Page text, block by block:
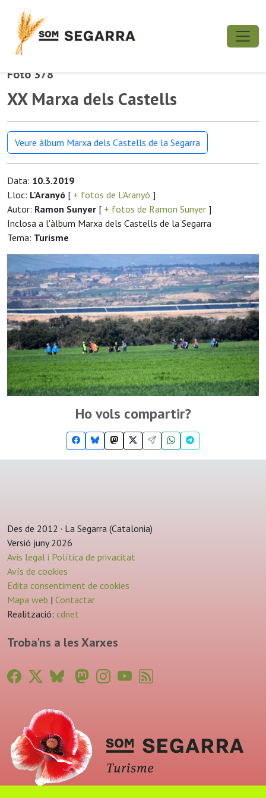
Foto 378
XX Marxa dels Castells
Veure àlbum Marxa dels Castells de la Segarra
Data: 10.3.2019
Lloc: L'Aranyó [ + fotos de L'Aranyó ]
Autor: Ramon Sunyer [ + fotos de Ramon Sunyer ]
Inclosa a l'àlbum Marxa dels Castells de la Segarra
Tema: Turisme
Ho vols compartir?
Des de 2012 · La Segarra (Catalonia)
Versió juny 2026
Avis legal i Política de privacitat
Avís de cookies
Edita consentiment de cookies
Mapa web | Contactar
Realització: cdnet
Troba'ns a les Xarxes